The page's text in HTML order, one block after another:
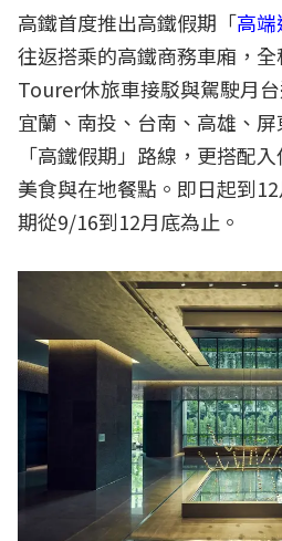
高鐵首度推出高鐵假期「高端
往返搭乘的高鐵商務車廂，
Tourer休旅車接駁與駕駛月
宜蘭、南投、台南、高雄、
「高鐵假期」路線，更搭配
美食與在地餐點。即日起到
期從9/16到12月底為止。